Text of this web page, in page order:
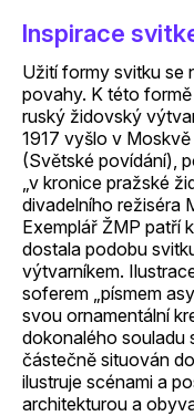
Inspirace
Užití formy svitku se
povahy. K této
ruský židovský
1917 vyšlo v
(Světské povídání),
„v kronice pražské
divadelního režiséra
Exemplář ŽMP patří
dostala podobu
výtvarníkem.
soferem „písmem
svou ornamentální
dokonalého souladu
částečně situován
ilustruje scénami a
architekturou a